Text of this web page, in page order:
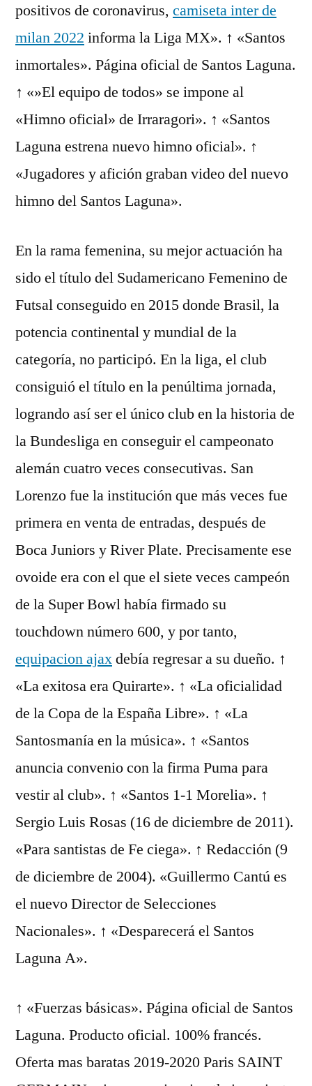
positivos de coronavirus, camiseta inter de
milan 2022 informa la Liga MX». ↑ «Santos
inmortales». Página oficial de Santos Laguna.
↑ «»El equipo de todos» se impone al
«Himno oficial» de Irraragori». ↑ «Santos
Laguna estrena nuevo himno oficial». ↑
«Jugadores y afición graban video del nuevo
himno del Santos Laguna».
En la rama femenina, su mejor actuación ha
sido el título del Sudamericano Femenino de
Futsal conseguido en 2015 donde Brasil, la
potencia continental y mundial de la
categoría, no participó. En la liga, el club
consiguió el título en la penúltima jornada,
logrando así ser el único club en la historia de
la Bundesliga en conseguir el campeonato
alemán cuatro veces consecutivas. San
Lorenzo fue la institución que más veces fue
primera en venta de entradas, después de
Boca Juniors y River Plate. Precisamente ese
ovoide era con el que el siete veces campeón
de la Super Bowl había firmado su
touchdown número 600, y por tanto,
equipacion ajaxdebía regresar a su dueño. ↑
«La exitosa era Quirarte». ↑ «La oficialidad
de la Copa de la España Libre». ↑ «La
Santosmanía en la música». ↑ «Santos
anuncia convenio con la firma Puma para
vestir al club». ↑ «Santos 1-1 Morelia». ↑
Sergio Luis Rosas (16 de diciembre de 2011).
«Para santistas de Fe ciega». ↑ Redacción (9
de diciembre de 2004). «Guillermo Cantú es
el nuevo Director de Selecciones
Nacionales». ↑ «Desparecerá el Santos
Laguna A».
↑ «Fuerzas básicas». Página oficial de Santos
Laguna. Producto oficial. 100% francés.
Oferta mas baratas 2019-2020 Paris SAINT